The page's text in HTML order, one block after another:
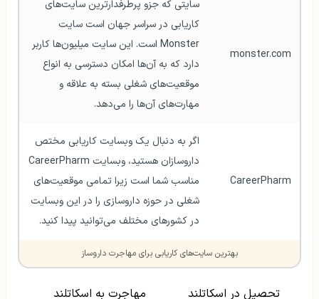
monster.com
مهارت‌های آن‌ها را می‌دهد.
CareerPharm
در کشورهای مختلف می‌توانید پیدا کنید.
بهترین سایت‌های کاریابی برای مهاجرت داروساز
تحصیل در اسکاتلند مهاجرت به اسکاتلند